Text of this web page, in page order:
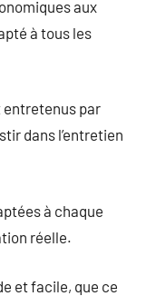
aux
à tous les
entretenus par
dans l’entretien
à chaque
réelle.
et facile, que ce